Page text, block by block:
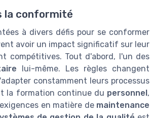
la conformité
à divers défis pour se conformer
avoir un impact significatif sur leur
compétitives. Tout d'abord, l'un des
lui-même. Les règles changent
constamment leurs processus
la formation continue du personnel,
en matière de maintenance